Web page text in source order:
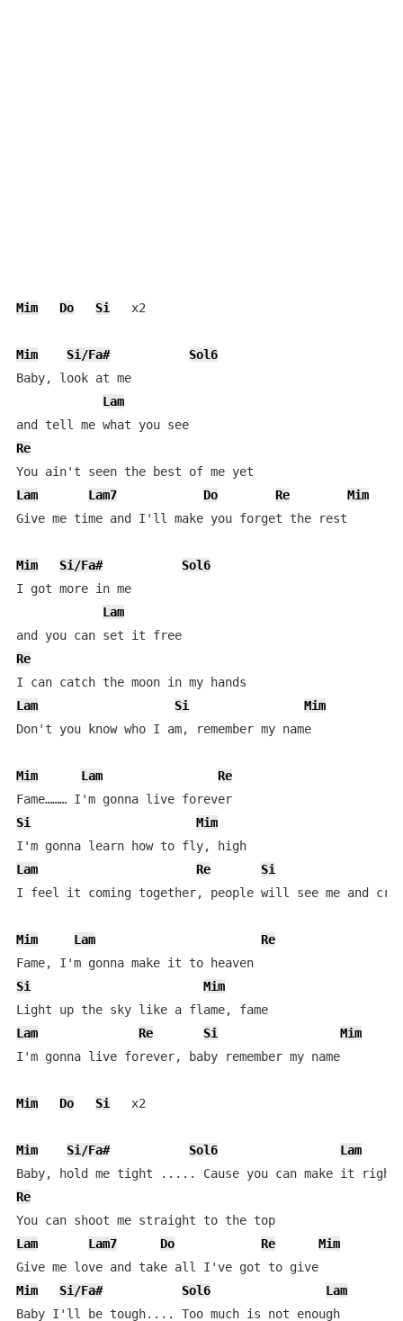
Mim Do Si
   x2
Mim Si/Fa#
Sol6
Baby, look at me
Lam
and tell me what you see
Re
Lam
Lam7 Do Re
Mim
Give me time and I'll make you forget the rest
Mim Si/Fa#
Sol6
I got more in me
Lam
and you can set it free
Re
Lam
Si
Mim
Don't you know who I am, remember my name
Mim Lam
Re
Fame……… I'm gonna live forever
Si
Mim
I'm gonna learn how to fly, high
Lam
Re Si
I feel it coming together, people will see me and cry
Mim Lam
Re
Fame, I'm gonna make it to heaven
Si
Mim
Light up the sky like a flame, fame
Lam
Re Si
Mim
I'm gonna live forever, baby remember my name
Mim Do Si
   x2
Mim Si/Fa# Sol6
Lam
Re
You can shoot me straight to the top
Lam
Lam7 Do Re
Mim
Give me love and take all I've got to give
Mim
Si/Fa# Sol6
Lam
Baby I'll be tough.... Too much is not enough